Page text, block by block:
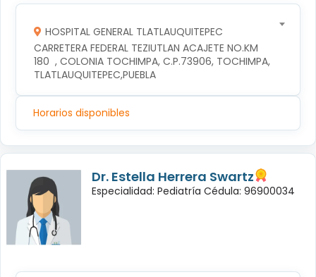
HOSPITAL GENERAL TLATLAUQUITEPEC
CARRETERA FEDERAL TEZIUTLAN ACAJETE NO.KM
180  , COLONIA TOCHIMPA, C.P.73906, TOCHIMPA,
TLATLAUQUITEPEC,PUEBLA
Horarios disponibles
Dr. Estella Herrera Swartz
Especialidad: Pediatría Cédula: 96900034